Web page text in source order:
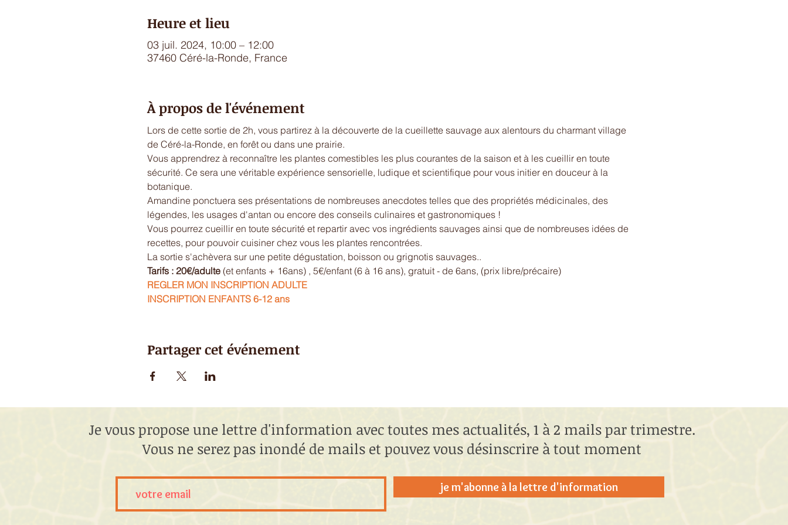
Heure et lieu
03 juil. 2024, 10:00 – 12:00
37460 Céré-la-Ronde, France
À propos de l'événement
Lors de cette sortie de 2h, vous partirez à la découverte de la cueillette sauvage aux alentours du charmant village
de Céré-la-Ronde, en forêt ou dans une prairie.
Vous apprendrez à reconnaître les plantes comestibles les plus courantes de la saison et à les cueillir en toute
sécurité. Ce sera une véritable expérience sensorielle, ludique et scientifique pour vous initier en douceur à la
botanique.
Amandine ponctuera ses présentations de nombreuses anecdotes telles que des propriétés médicinales, des
légendes, les usages d'antan ou encore des conseils culinaires et gastronomiques !
Vous pourrez cueillir en toute sécurité et repartir avec vos ingrédients sauvages ainsi que de nombreuses idées de
recettes, pour pouvoir cuisiner chez vous les plantes rencontrées.
La sortie s'achèvera sur une petite dégustation, boisson ou grignotis sauvages..
Tarifs : 20€/adulte (et enfants + 16ans) , 5€/enfant (6 à 16 ans), gratuit - de 6ans, (prix libre/précaire)
REGLER MON INSCRIPTION ADULTE
INSCRIPTION ENFANTS 6-12 ans
Partager cet événement
Je vous propose une lettre d'information avec toutes mes actualités, 1 à 2 mails par trimestre.
Vous ne serez pas inondé de mails et pouvez vous désinscrire à tout moment
je m'abonne à la lettre d'information